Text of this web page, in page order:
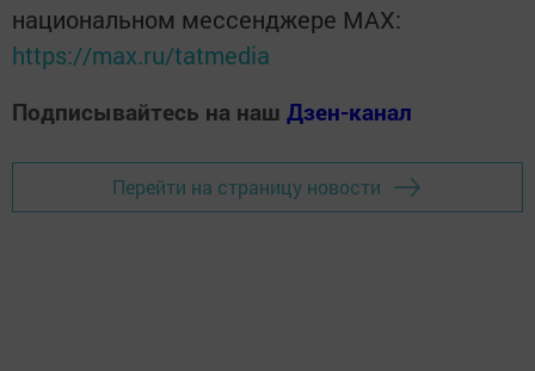
национальном мессенджере MАХ:
https://max.ru/tatmedia
Подписывайтесь на наш Дзен-канал
Перейти на страницу новости